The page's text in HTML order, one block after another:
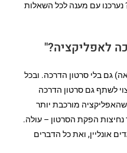
נערכנו עם מענה לכל השאלות
גם בלי סרטון הדרכה. ובכל
לשתף גם סרטון הדרכה
מורכבת יותר
נחיצות הפקת הסרטון – עולה.
אונליין, ואת כל הדברים